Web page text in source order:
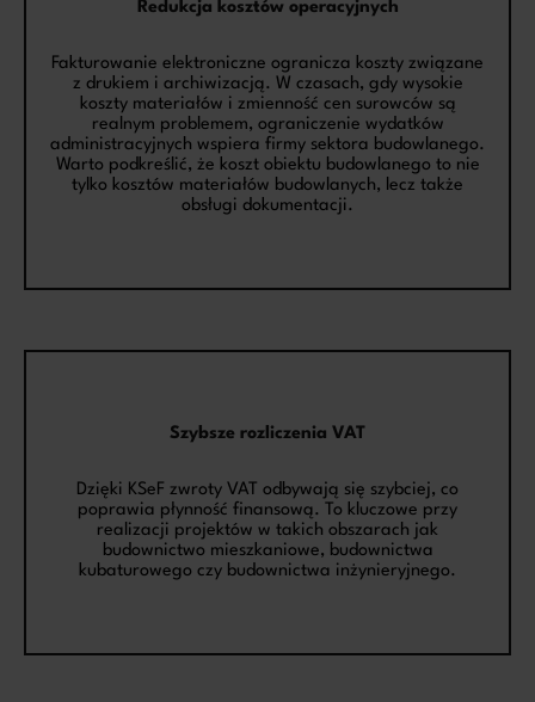
Redukcja kosztów operacyjnych
Fakturowanie elektroniczne ogranicza koszty związane
z drukiem i archiwizacją. W czasach, gdy wysokie
koszty materiałów i zmienność cen surowców są
realnym problemem, ograniczenie wydatków
administracyjnych wspiera firmy sektora budowlanego.
Warto podkreślić, że koszt obiektu budowlanego to nie
tylko kosztów materiałów budowlanych, lecz także
obsługi dokumentacji.
Szybsze rozliczenia VAT
Dzięki KSeF zwroty VAT odbywają się szybciej, co
poprawia płynność finansową. To kluczowe przy
realizacji projektów w takich obszarach jak
budownictwo mieszkaniowe, budownictwa
kubaturowego czy budownictwa inżynieryjnego.